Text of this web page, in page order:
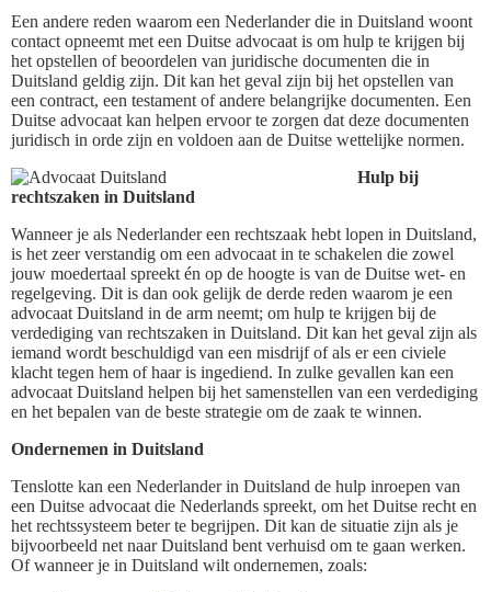
Een andere reden waarom een Nederlander die in Duitsland woont
contact opneemt met een Duitse advocaat is om hulp te krijgen bij
het opstellen of beoordelen van juridische documenten die in
Duitsland geldig zijn. Dit kan het geval zijn bij het opstellen van
een contract, een testament of andere belangrijke documenten. Een
Duitse advocaat kan helpen ervoor te zorgen dat deze documenten
juridisch in orde zijn en voldoen aan de Duitse wettelijke normen.
Hulp bij
rechtszaken in Duitsland
Wanneer je als Nederlander een rechtszaak hebt lopen in Duitsland,
is het zeer verstandig om een advocaat in te schakelen die zowel
jouw moedertaal spreekt én op de hoogte is van de Duitse wet- en
regelgeving. Dit is dan ook gelijk de derde reden waarom je een
advocaat Duitsland in de arm neemt; om hulp te krijgen bij de
verdediging van rechtszaken in Duitsland. Dit kan het geval zijn als
iemand wordt beschuldigd van een misdrijf of als er een civiele
klacht tegen hem of haar is ingediend. In zulke gevallen kan een
advocaat Duitsland helpen bij het samenstellen van een verdediging
en het bepalen van de beste strategie om de zaak te winnen.
Ondernemen in Duitsland
Tenslotte kan een Nederlander in Duitsland de hulp inroepen van
een Duitse advocaat die Nederlands spreekt, om het Duitse recht en
het rechtssysteem beter te begrijpen. Dit kan de situatie zijn als je
bijvoorbeeld net naar Duitsland bent verhuisd om te gaan werken.
Of wanneer je in Duitsland wilt ondernemen, zoals: